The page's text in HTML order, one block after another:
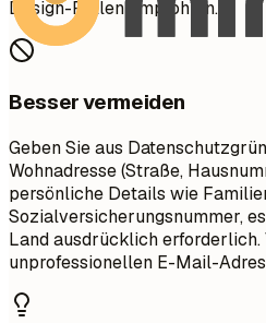
Design-Rollen empfohlen.
Besser vermeiden
Geben Sie aus
Wohnadresse (Straße,
persönliche Details wie
Sozialversicherungsnummer,
Land ausdrücklich erforderlich.
unprofessionellen E-Mail-